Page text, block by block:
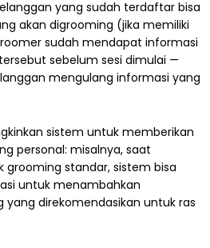
yang sudah terdaftar bisa
akan digrooming (jika memiliki
sudah mendapat informasi
sebelum sesi dimulai —
mengulang informasi yang
sistem untuk memberikan
personal: misalnya, saat
grooming standar, sistem bisa
untuk menambahkan
direkomendasikan untuk ras